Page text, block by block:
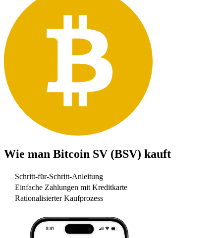
Wie man Bitcoin SV (BSV) kauft
Schritt-für-Schritt-Anleitung
Einfache Zahlungen mit Kreditkarte
Rationalisierter Kaufprozess